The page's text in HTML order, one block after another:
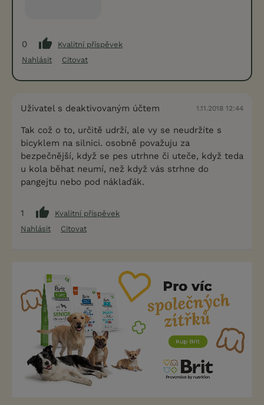
0
Kvalitní příspěvek
Nahlásit
Citovat
Uživatel s deaktivovaným účtem 1.11.2018 12:44
Tak což o to, určitě udrží, ale vy se neudržíte s
bicyklem na silnici. osobně považuju za
bezpečnější, když se pes utrhne či uteče, když teda
u kola běhat neumí, než když vás strhne do
pangejtu nebo pod náklaďák.
1
Kvalitní příspěvek
Nahlásit
Citovat